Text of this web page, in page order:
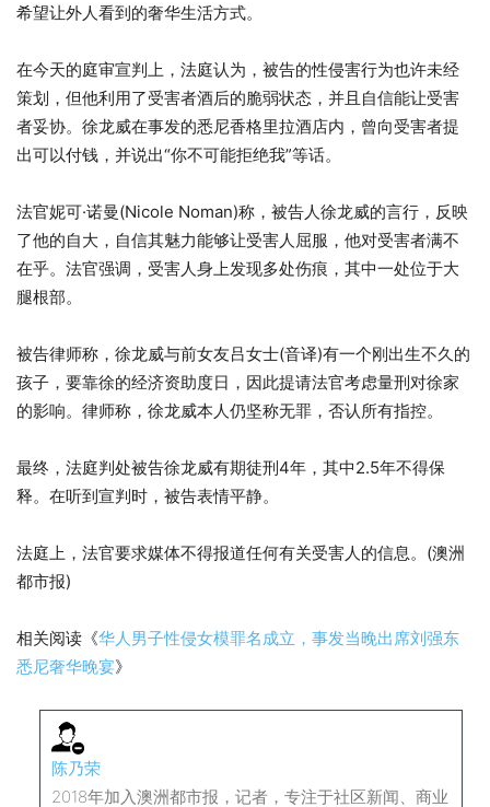
希望让外人看到的奢华生活方式。
在今天的庭审宣判上，法庭认为，被告的性侵害行为也许未经
策划，但他利用了受害者酒后的脆弱状态，并且自信能让受害
者妥协。徐龙威在事发的悉尼香格里拉酒店内，曾向受害者提
出可以付钱，并说出“你不可能拒绝我”等话。
法官妮可·诺曼(Nicole Noman)称，被告人徐龙威的言行，反映
了他的自大，自信其魅力能够让受害人屈服，他对受害者满不
在乎。法官强调，受害人身上发现多处伤痕，其中一处位于大
腿根部。
被告律师称，徐龙威与前女友吕女士(音译)有一个刚出生不久的
孩子，要靠徐的经济资助度日，因此提请法官考虑量刑对徐家
的影响。律师称，徐龙威本人仍坚称无罪，否认所有指控。
最终，法庭判处被告徐龙威有期徒刑4年，其中2.5年不得保
释。在听到宣判时，被告表情平静。
法庭上，法官要求媒体不得报道任何有关受害人的信息。(澳洲
都市报)
相关阅读《华人男子性侵女模罪名成立，事发当晚出席刘强东
悉尼奢华晚宴》
陈乃荣
2018年加入澳洲都市报，记者，专注于社区新闻、商业